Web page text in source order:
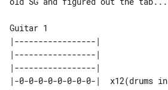
Guitar 1
|-----------------|
|-----------------|
|-----------------|
|-0-0-0-0-0-0-0-0-|  x12(drums in